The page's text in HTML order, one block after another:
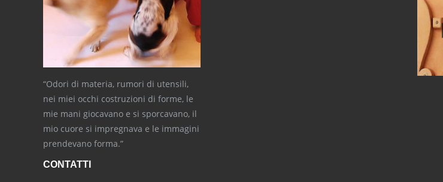
“Odori di materia, rumori di utensili,
nei miei occhi costruzioni di forme, le
mie mani giocavano e si sporcavano, il
mio cuore si impregnava e le immagini
prendevano forma.”
CONTATTI